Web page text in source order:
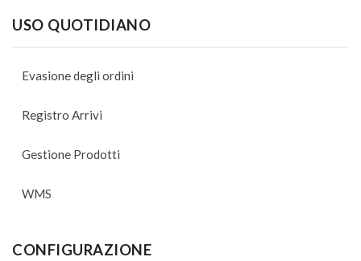
USO QUOTIDIANO
Evasione degli ordini
Registro Arrivi
Gestione Prodotti
WMS
CONFIGURAZIONE